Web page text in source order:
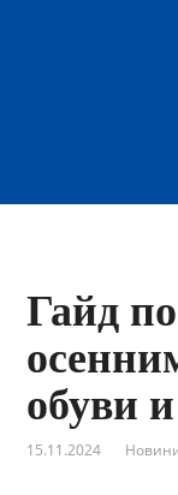
Гайд
обуви
15.11.2024